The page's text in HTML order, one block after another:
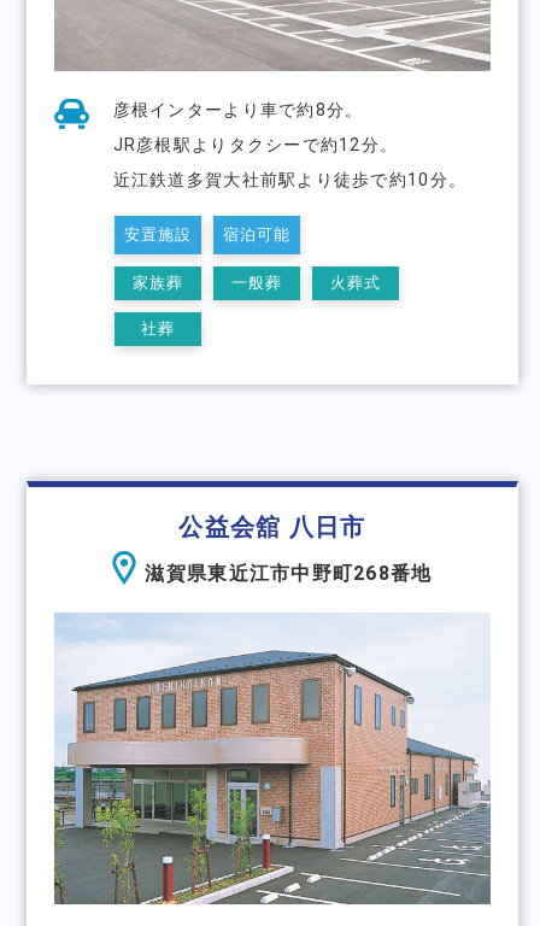
彦根インターより⾞で約8分。
JR彦根駅よりタクシーで約12分。
近江鉄道多賀大社前駅より徒歩で約10分。
安置施設 宿泊可能
家族葬 一般葬 火葬式
社葬
公益会舘 八日市
滋賀県東近江市中野町268番地